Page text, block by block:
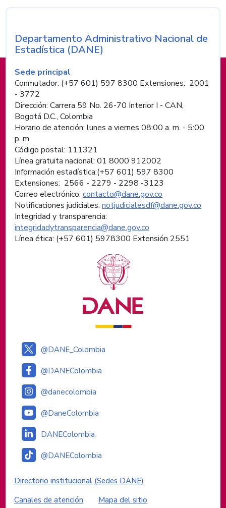
Información de pie de página
Nombre de la entidad
Departamento Administrativo Nacional de
Estadística (DANE)
Sede principal
Conmutador: (+57 601) 597 8300 Extensiones: 2001
- 3772
Dirección: Carrera 59 No. 26-70 Interior I - CAN,
Bogotá D.C., Colombia
Horario de atención: lunes a viernes 08:00 a. m. - 5:00
p. m.
Código postal: 111321
Línea gratuita nacional: 01 8000 912002
Información estadística:(+57 601) 597 8300
Extensiones: 2566 - 2279 - 2298 -3123
Correo electrónico:contacto@dane.gov.co
Notificaciones judiciales:notjudicialesdf@dane.gov.co
Integridad y transparencia:
integridadytransparencia@dane.gov.co
Línea ética: (+57 601) 5978300 Extensión 2551
Logos institucionales
@DANE_Colombia
@DANEColombia
@danecolombia
@DaneColombia
DANEColombia
@DANEColombia
Enlaces institucionales
Directorio institucional (Sedes DANE)
Canales de atención
Mapa del sitio